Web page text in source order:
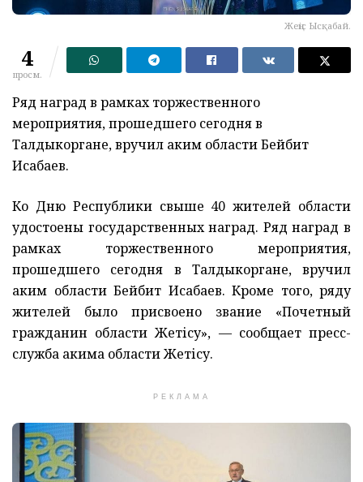
Жеңіс Ысқабай.
4
просм.
Ряд наград в рамках торжественного
мероприятия, прошедшего сегодня в
Талдыкоргане, вручил аким области Бейбит
Исабаев.
Ко Дню Республики свыше 40 жителей области
удостоены государственных наград. Ряд наград в
рамках торжественного мероприятия,
прошедшего сегодня в Талдыкоргане, вручил
аким области Бейбит Исабаев. Кроме того, ряду
жителей было присвоено звание «Почетный
гражданин области Жетісу», — сообщает пресс-
служба акима области Жетісу.
РЕКЛАМА